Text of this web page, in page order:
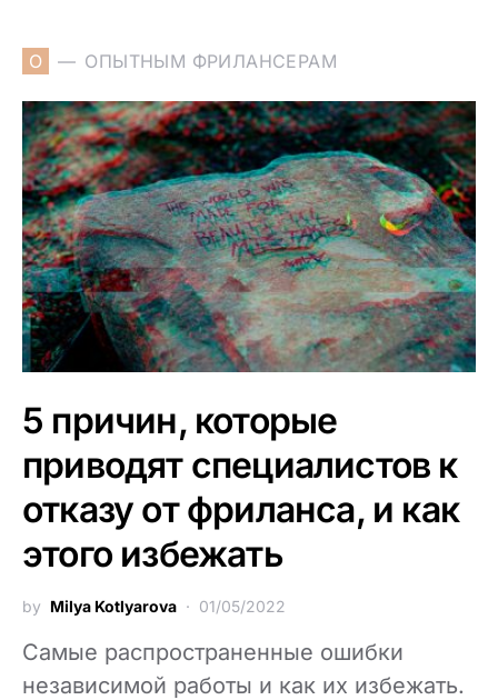
О ОПЫТНЫМ ФРИЛАНСЕРАМ
5 причин, которые
приводят специалистов к
отказу от фриланса, и как
этого избежать
by Milya Kotlyarova 01/05/2022
Самые распространенные ошибки
независимой работы и как их избежать.